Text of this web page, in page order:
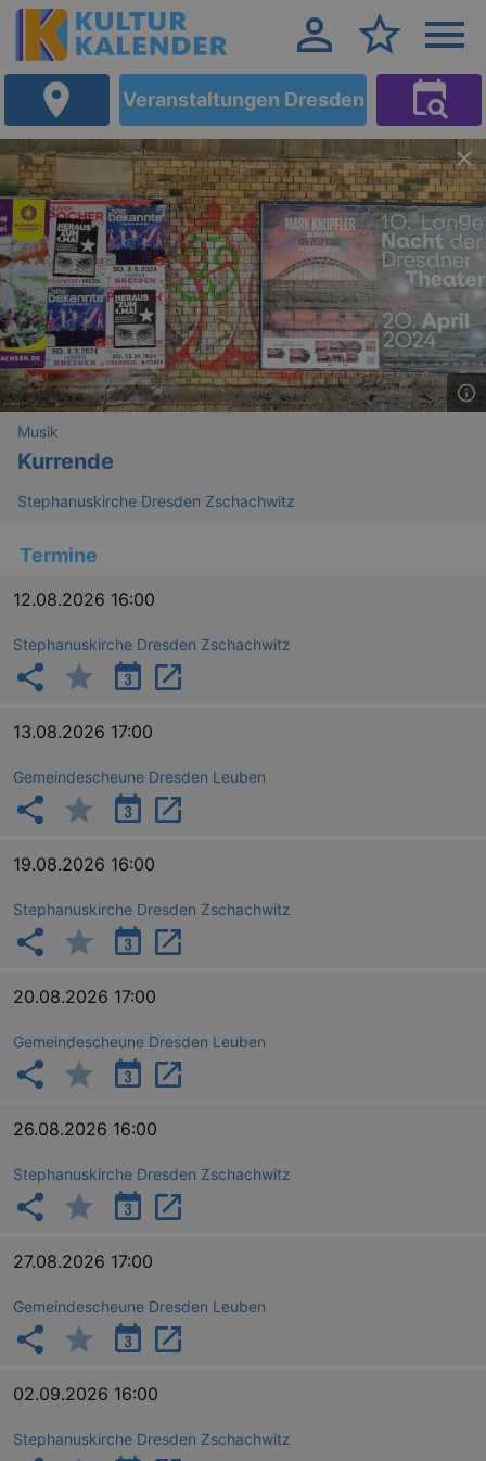
Veranstaltungen Dresden
Musik
Kurrende
Stephanuskirche Dresden Zschachwitz
Termine
12.08.2026 16:00
Stephanuskirche Dresden Zschachwitz
13.08.2026 17:00
Gemeindescheune Dresden Leuben
19.08.2026 16:00
Stephanuskirche Dresden Zschachwitz
20.08.2026 17:00
Gemeindescheune Dresden Leuben
26.08.2026 16:00
Stephanuskirche Dresden Zschachwitz
27.08.2026 17:00
Gemeindescheune Dresden Leuben
02.09.2026 16:00
Stephanuskirche Dresden Zschachwitz